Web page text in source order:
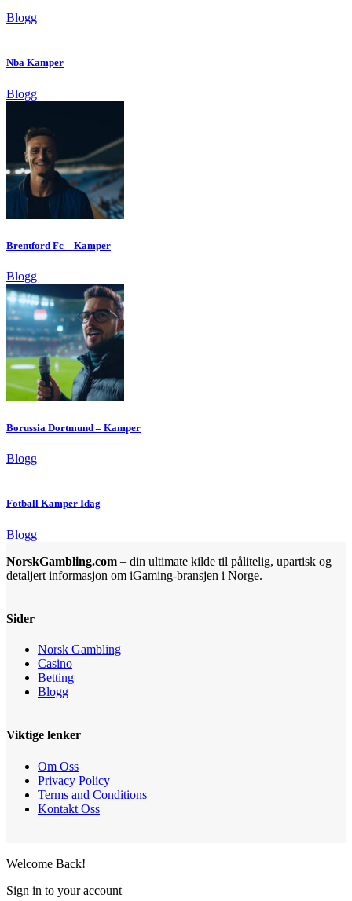
Blogg
Nba Kamper
Blogg
Brentford Fc – Kamper
Blogg
Borussia Dortmund – Kamper
Blogg
Fotball Kamper Idag
Blogg
NorskGambling.com – din ultimate kilde til pålitelig, upartisk og
detaljert informasjon om iGaming-bransjen i Norge.
Sider
Norsk Gambling
Casino
Betting
Blogg
Viktige lenker
Om Oss
Privacy Policy
Terms and Conditions
Kontakt Oss
Welcome Back!
Sign in to your account